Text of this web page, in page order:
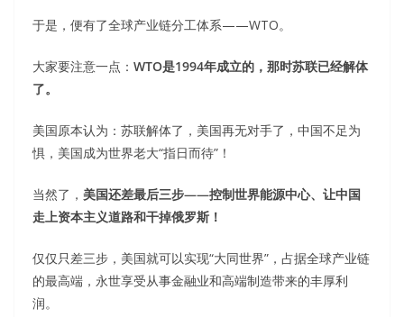
于是，便有了全球产业链分工体系——WTO。
大家要注意一点： WTO是1994年成立的，那时苏联已经解体
了。
美国原本认为：苏联解体了，美国再无对手了，中国不足为
惧，美国成为世界老大“指日而待”！
当然了， 美国还差最后三步——控制世界能源中心、让中国
走上资本主义道路和干掉俄罗斯！
仅仅只差三步，美国就可以实现“大同世界”，占据全球产业链
的最高端，永世享受从事金融业和高端制造带来的丰厚利
润。